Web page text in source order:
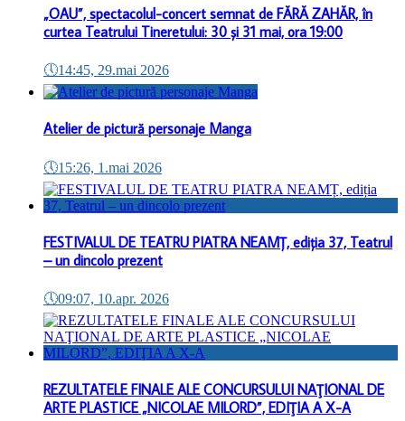
„OAU”, spectacolul-concert semnat de FĂRĂ ZAHĂR, în
curtea Teatrului Tineretului: 30 și 31 mai, ora 19:00
🕔14:45, 29.mai 2026
Atelier de pictură personaje Manga
🕔15:26, 1.mai 2026
FESTIVALUL DE TEATRU PIATRA NEAMȚ, ediția 37, Teatrul
– un dincolo prezent
🕔09:07, 10.apr. 2026
REZULTATELE FINALE ALE CONCURSULUI NAŢIONAL DE
ARTE PLASTICE „NICOLAE MILORD”, EDIŢIA A X-A